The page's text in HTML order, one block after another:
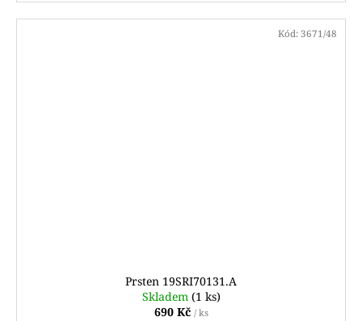
Prsten 19SRI70131.A
Skladem (1 ks)
690 Kč / ks
Kód: 3671/48